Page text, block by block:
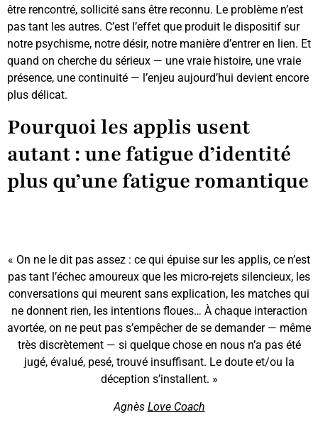
être rencontré, sollicité sans être reconnu. Le problème n’est
pas tant les autres. C’est l’effet que produit le dispositif sur
notre psychisme, notre désir, notre manière d’entrer en lien. Et
quand on cherche du sérieux — une vraie histoire, une vraie
présence, une continuité — l’enjeu aujourd’hui devient encore
plus délicat.
Pourquoi les applis usent
autant : une fatigue d’identité
plus qu’une fatigue romantique
« On ne le dit pas assez : ce qui épuise sur les applis, ce n’est
pas tant l’échec amoureux que les micro-rejets silencieux, les
conversations qui meurent sans explication, les matches qui
ne donnent rien, les intentions floues… À chaque interaction
avortée, on ne peut pas s’empêcher de se demander — même
très discrètement — si quelque chose en nous n’a pas été
jugé, évalué, pesé, trouvé insuffisant. Le doute et/ou la
déception s’installent. »
Agnès Love Coach